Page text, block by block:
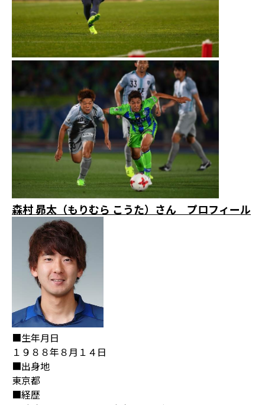
森村 昴太（もりむら こうた）さん プロフィール
■生年月日
１９８８年８月１４日
■出身地
東京都
■経歴